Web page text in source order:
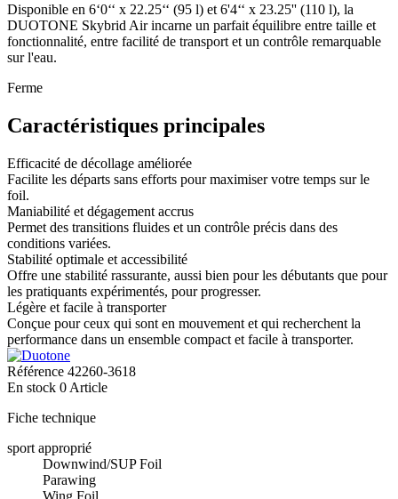
Disponible en 6‘0‘‘ x 22.25‘‘ (95 l) et 6'4‘‘ x 23.25'' (110 l), la
DUOTONE Skybrid Air incarne un parfait équilibre entre taille et
fonctionnalité, entre facilité de transport et un contrôle remarquable
sur l'eau.
Ferme
Caractéristiques principales
Efficacité de décollage améliorée
Facilite les départs sans efforts pour maximiser votre temps sur le
foil.
Maniabilité et dégagement accrus
Permet des transitions fluides et un contrôle précis dans des
conditions variées.
Stabilité optimale et accessibilité
Offre une stabilité rassurante, aussi bien pour les débutants que pour
les pratiquants expérimentés, pour progresser.
Légère et facile à transporter
Conçue pour ceux qui sont en mouvement et qui recherchent la
performance dans un ensemble compact et facile à transporter.
Référence 42260-3618
En stock 0 Article
Fiche technique
sport approprié
Downwind/SUP Foil
Parawing
Wing Foil